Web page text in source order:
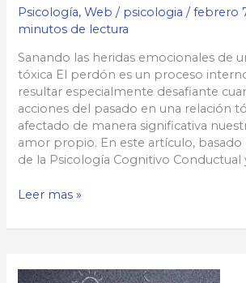
Psicología,Web / psicologia/febrero
minutos de lectura
Sanando las heridas emocionales de
tóxica El perdón es un proceso
resultar especialmente desafiante
acciones del pasado en una relación
afectado de manera significativa
amor propio. En este artículo,
de la Psicología Cognitivo Conductual
Cómo
después
relación
Leer mas »